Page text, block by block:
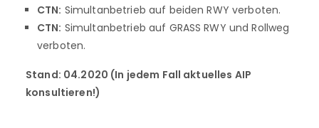
CTN: Simultanbetrieb auf beiden RWY verboten.
CTN: Simultanbetrieb auf GRASS RWY und Rollweg
verboten.
Stand: 04.2020 (In jedem Fall aktuelles AIP
konsultieren!)